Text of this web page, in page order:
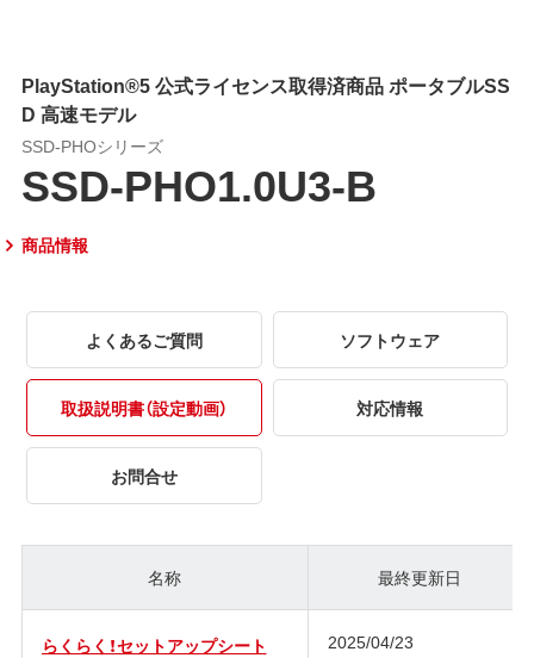
PlayStation®5 公式ライセンス取得済商品 ポータブルSS
D 高速モデル
SSD-PHOシリーズ
SSD-PHO1.0U3-B
商品情報
よくあるご質問 ソフトウェア
取扱説明書（設定動画） 対応情報
お問合せ
名称 最終更新日
らくらく！セットアップシート 2025/04/23